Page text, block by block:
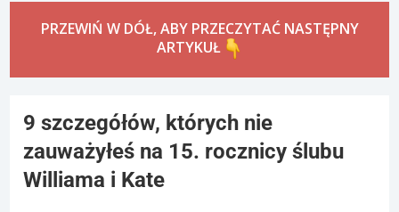
PRZEWIŃ W DÓŁ, ABY PRZECZYTAĆ NASTĘPNY
ARTYKUŁ
9 szczegółów, których nie
zauważyłeś na 15. rocznicy ślubu
Williama i Kate